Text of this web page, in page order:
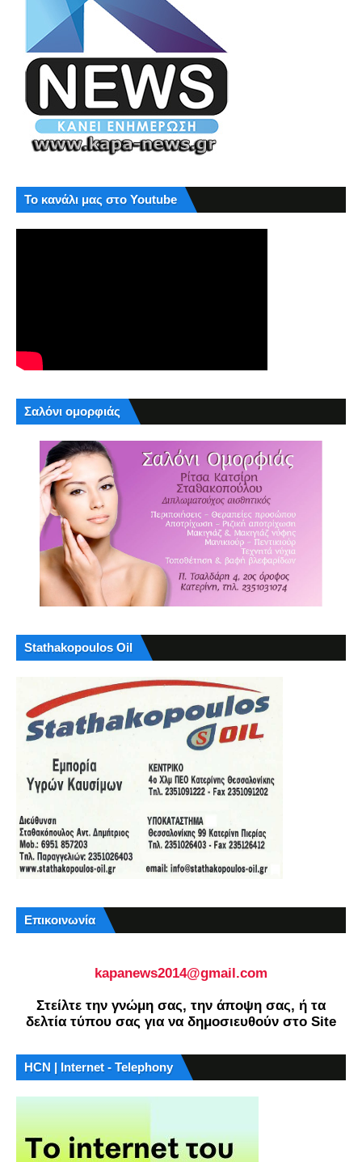
Το κανάλι μας στο Youtube
Σαλόνι ομορφιάς
Stathakopoulos Oil
Επικοινωνία
kapanews2014@gmail.com
Στείλτε την γνώμη σας, την άποψη σας, ή τα
δελτία τύπου σας για να δημοσιευθούν στο Site
HCN | Internet - Telephony